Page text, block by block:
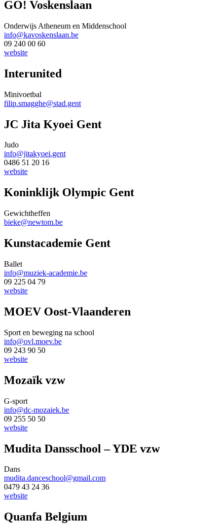
GO! Voskenslaan
Onderwijs Atheneum en Middenschool
info@kavoskenslaan.be
09 240 00 60
website
Interunited
Minivoetbal
filip.smagghe@stad.gent
JC Jita Kyoei Gent
Judo
info@jitakyoei.gent
0486 51 20 16
website
Koninklijk Olympic Gent
Gewichtheffen
bieke@newtom.be
Kunstacademie Gent
Ballet
info@muziek-academie.be
09 225 04 79
website
MOEV Oost-Vlaanderen
Sport en beweging na school
info@ovl.moev.be
09 243 90 50
website
Mozaïk vzw
G-sport
info@dc-mozaiek.be
09 255 50 50
website
Mudita Dansschool – YDE vzw
Dans
mudita.danceschool@gmail.com
0479 43 24 36
website
Quanfa Belgium